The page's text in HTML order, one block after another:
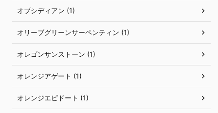
オブシディアン (1)
オリーブグリーンサーペンティン (1)
オレゴンサンストーン (1)
オレンジアゲート (1)
オレンジエピドート (1)